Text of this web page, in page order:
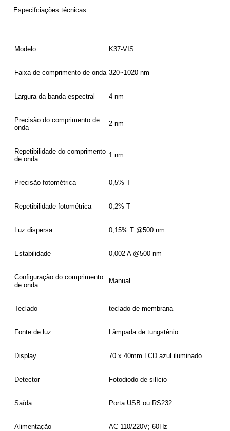
Especifciações técnicas:
Modelo K37-VIS
Faixa de comprimento de onda 320~1020 nm
Largura da banda espectral 4 nm
Precisão do comprimento de
onda
2 nm
Repetibilidade do comprimento
de onda
1 nm
Precisão fotométrica 0,5% T
Repetibilidade fotométrica 0,2% T
Luz dispersa 0,15% T @500 nm
Estabilidade 0,002 A @500 nm
Configuração do comprimento
de onda
Manual
Teclado teclado de membrana
Fonte de luz Lâmpada de tungstênio
Display 70 x 40mm LCD azul iluminado
Detector Fotodiodo de silício
Saída Porta USB ou RS232
Alimentação AC 110/220V; 60Hz